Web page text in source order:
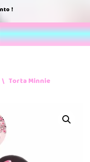
!
\ Torta Minnie